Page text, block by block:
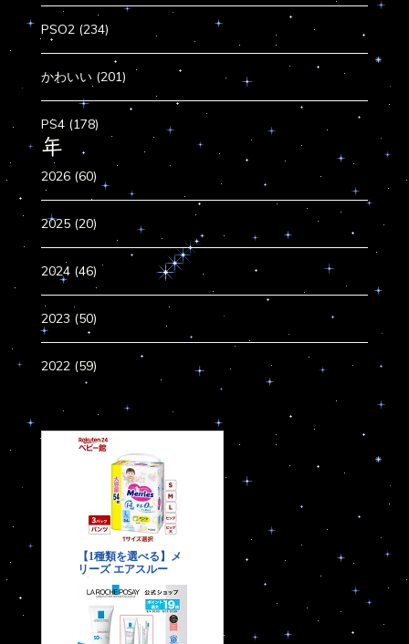
PSO2 (234)
かわいい (201)
PS4 (178)
年
2026 (60)
2025 (20)
2024 (46)
2023 (50)
2022 (59)